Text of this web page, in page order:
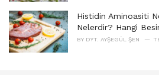
Histidin Aminoasiti
Nelerdir? Hangi
BY DYT. AYŞEGÜL ŞEN